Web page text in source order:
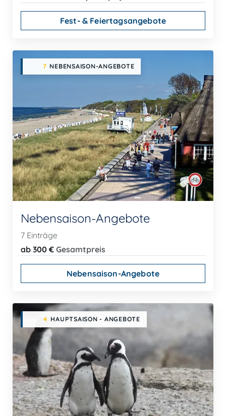
Fest- & Feiertagsangebote
7 NEBENSAISON-ANGEBOTE
Nebensaison-Angebote
7 Einträge
ab 300 € Gesamtpreis
Nebensaison-Angebote
4 HAUPTSAISON - ANGEBOTE